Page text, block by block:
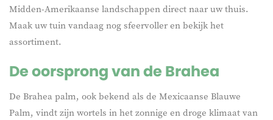
Midden-Amerikaanse landschappen direct naar uw thuis.
Maak uw tuin vandaag nog sfeervoller en bekijk het
assortiment.
De oorsprong van de Brahea
De Brahea palm, ook bekend als de Mexicaanse Blauwe
Palm, vindt zijn wortels in het zonnige en droge klimaat van